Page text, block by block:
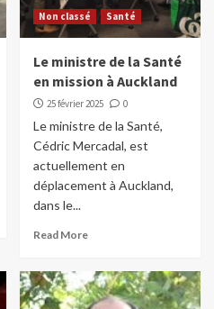
Non classé Santé
Le ministre de la Santé
en mission à Auckland
25 février 2025 0
Le ministre de la Santé,
Cédric Mercadal, est
actuellement en
déplacement à Auckland,
dans le...
Read More